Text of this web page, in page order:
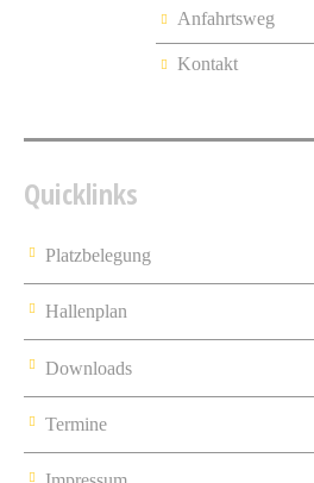
Anfahrtsweg
Kontakt
Quicklinks
Platzbelegung
Hallenplan
Downloads
Termine